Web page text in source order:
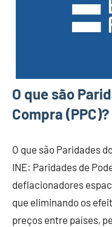
O que são
Compra (PPC)?
O que são Paridades
INE: Paridades de
deflacionadores
que eliminando os
preços entre países,